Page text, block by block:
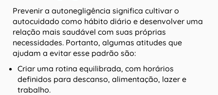
Prevenir a autonegligência significa cultivar o
autocuidado como hábito diário e desenvolver uma
relação mais saudável com suas próprias
necessidades. Portanto, algumas atitudes que
ajudam a evitar esse padrão são:
Criar uma rotina equilibrada, com horários
definidos para descanso, alimentação, lazer e
trabalho.